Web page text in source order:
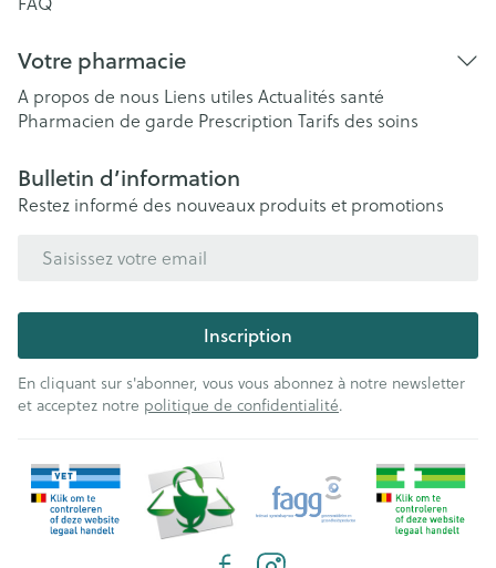
Votre pharmacie
A propos de nous Liens utiles Actualités santé
Pharmacien de garde Prescription Tarifs des soins
Bulletin d’information
Restez informé des nouveaux produits et promotions
Inscription
En cliquant sur s'abonner, vous vous abonnez à notre newsletter
et acceptez notre politique de confidentialité.